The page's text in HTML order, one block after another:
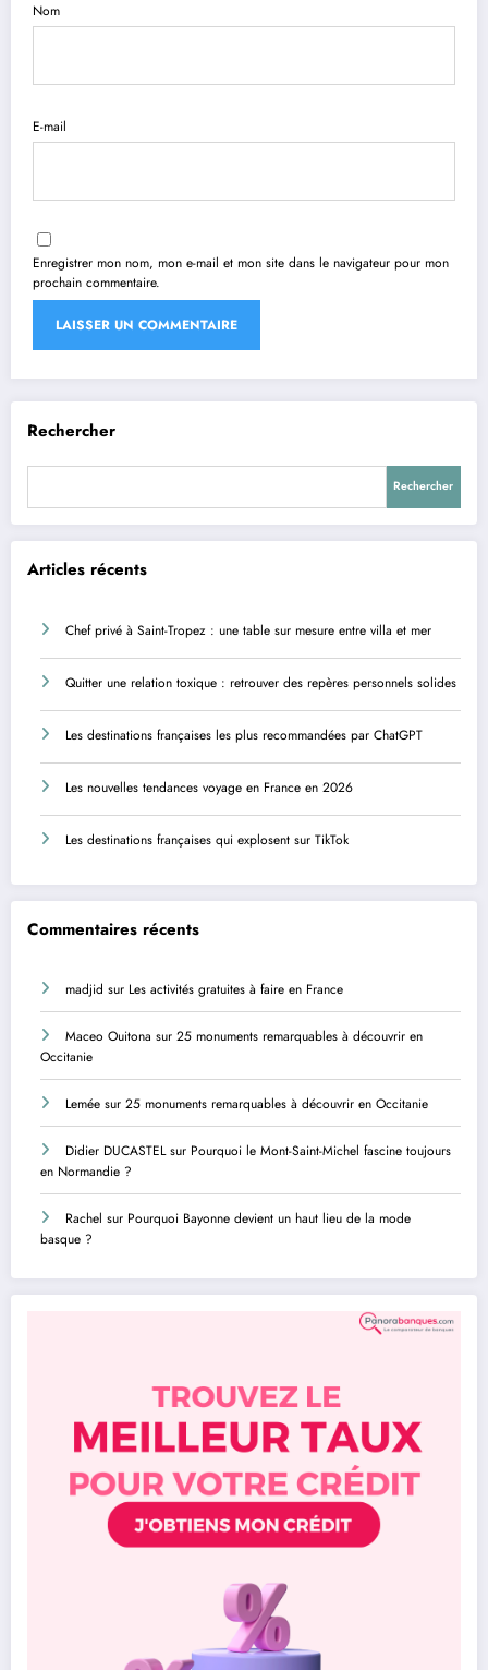
Nom
E-mail
Enregistrer mon nom, mon e-mail et mon site dans le navigateur pour mon
prochain commentaire.
Rechercher
Rechercher
Articles récents
Chef privé à Saint-Tropez : une table sur mesure entre villa et mer
Quitter une relation toxique : retrouver des repères personnels solides
Les destinations françaises les plus recommandées par ChatGPT
Les nouvelles tendances voyage en France en 2026
Les destinations françaises qui explosent sur TikTok
Commentaires récents
madjid sur Les activités gratuites à faire en France
Maceo Ouitona sur 25 monuments remarquables à découvrir en
Occitanie
Lemée sur 25 monuments remarquables à découvrir en Occitanie
Didier DUCASTELsur Pourquoi le Mont-Saint-Michel fascine toujours
en Normandie ?
Rachel sur Pourquoi Bayonne devient un haut lieu de la mode
basque ?